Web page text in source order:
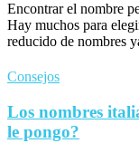
Encontrar el nombre
Hay muchos para
reducido de nombres
Consejos
Los nombres
le pongo?